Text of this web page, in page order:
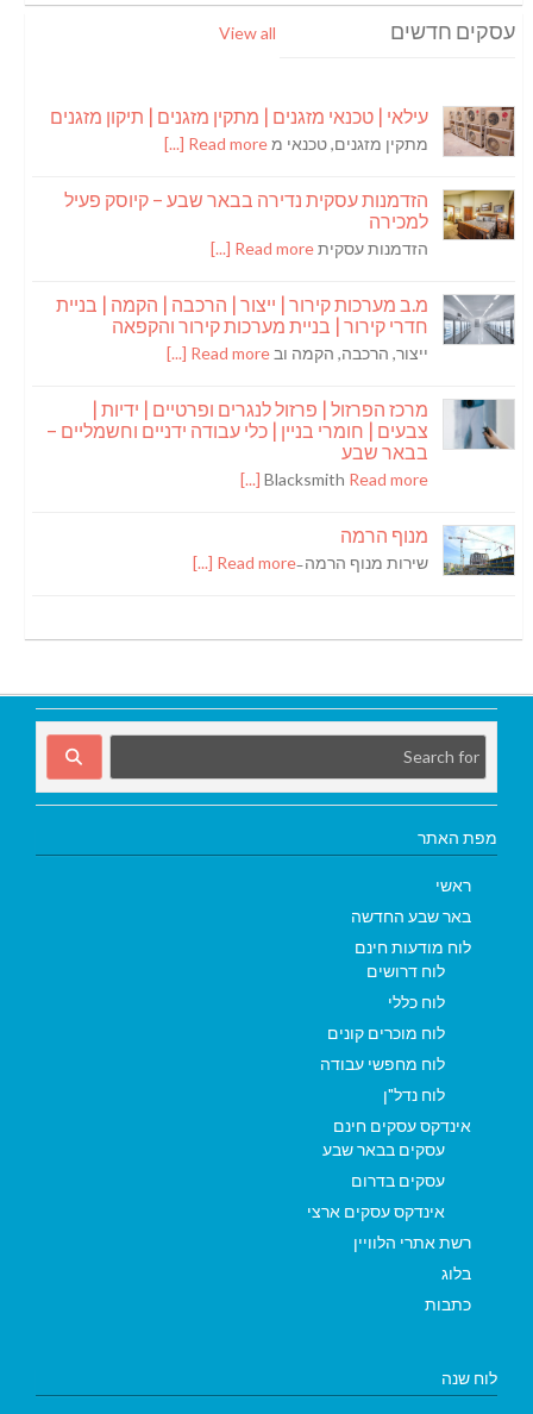
עסקים חדשים View all
עילאי | טכנאי מזגנים | מתקין מזגנים | תיקון מזגנים
מתקין מזגנים, טכנאי מRead more [...]
הזדמנות עסקית נדירה בבאר שבע – קיוסק פעיל
למכירה
הזדמנות עסקיתRead more [...]
מ.ב מערכות קירור | ייצור | הרכבה | הקמה | בניית
חדרי קירור | בניית מערכות קירור והקפאה
ייצור, הרכבה, הקמה וב Read more [...]
מרכז הפרזול | פרזול לנגרים ופרטיים | ידיות |
צבעים | חומרי בניין | כלי עבודה ידניים וחשמליים –
בבאר שבע
Blacksmith Read more [...]
מנוף הרמה
שירות מנוף הרמה ̵Read more [...]
מפת האתר
ראשי
באר שבע החדשה
לוח מודעות חינם
לוח דרושים
לוח כללי
לוח מוכרים קונים
לוח מחפשי עבודה
לוח נדל"ן
אינדקס עסקים חינם
עסקים בבאר שבע
עסקים בדרום
אינדקס עסקים ארצי
רשת אתרי הלוויין
בלוג
כתבות
לוח שנה